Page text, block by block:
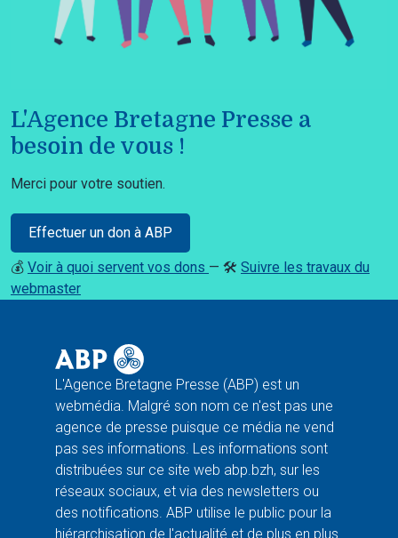
L'Agence Bretagne Presse a
besoin de vous !
Merci pour votre soutien.
Effectuer un don à ABP
💰 Voir à quoi servent vos dons — 🛠️ Suivre les travaux du
webmaster
L'Agence Bretagne Presse (ABP) est un
webmédia. Malgré son nom ce n'est pas une
agence de presse puisque ce média ne vend
pas ses informations. Les informations sont
distribuées sur ce site web abp.bzh, sur les
réseaux sociaux, et via des newsletters ou
des notifications. ABP utilise le public pour la
hiérarchisation de l'actualité et de plus en plus